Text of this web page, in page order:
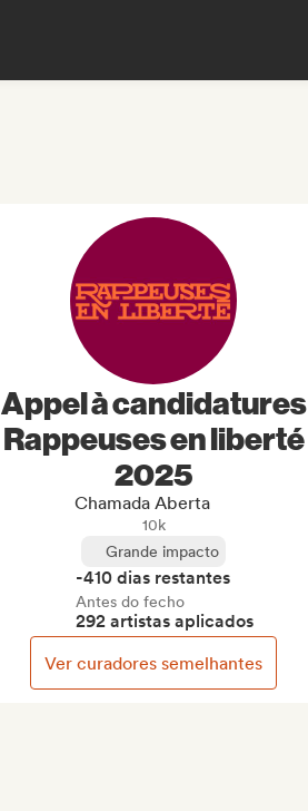
Appel à candidatures
Rappeuses en liberté
2025
Chamada Aberta
10k
Grande impacto
-410 dias restantes
Antes do fecho
292 artistas aplicados
Ver curadores semelhantes